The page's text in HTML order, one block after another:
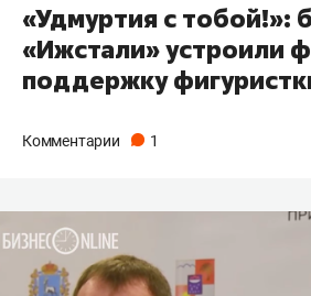
«Удмуртия с тобой!»:
«Ижстали» устроили
поддержку
Комментарии 1